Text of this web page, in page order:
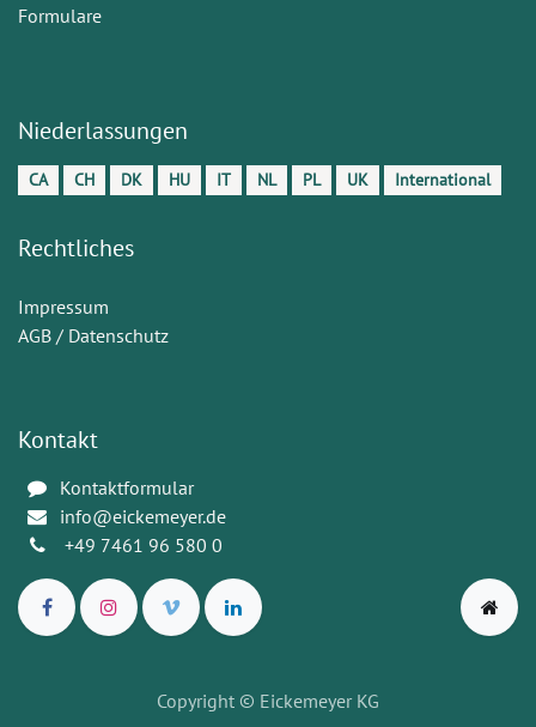
Formulare
Niederlassungen
CA CH DK HU IT NL PL UK International
Rechtliches
Impressum
AGB / Datenschutz
Kontakt
Kontaktformular
info@eickemeyer.de
+49 7461 96 580 0
Copyright © Eickemeyer KG